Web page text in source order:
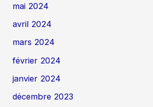
mai 2024
avril 2024
mars 2024
février 2024
janvier 2024
décembre 2023